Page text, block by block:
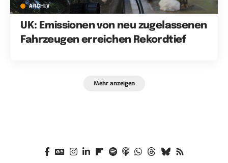
ARCHIV
UK: Emissionen von neu zugelassenen
Fahrzeugen erreichen Rekordtief
Mehr anzeigen